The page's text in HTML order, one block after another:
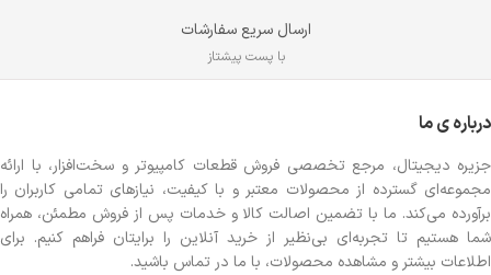
ارسال سریع سفارشات
با پست پیشتاز
درباره ی ما
جزیره دیجیتال، مرجع تخصصی فروش قطعات کامپیوتر و سخت‌افزار، با ارائه
مجموعه‌ای گسترده از محصولات معتبر و با کیفیت، نیازهای تمامی کاربران را
برآورده می‌کند. ما با تضمین اصالت کالا و خدمات پس از فروش مطمئن، همراه
شما هستیم تا تجربه‌ای بی‌نظیر از خرید آنلاین را برایتان فراهم کنیم. برای
اطلاعات بیشتر و مشاهده محصولات، با ما در تماس باشید.